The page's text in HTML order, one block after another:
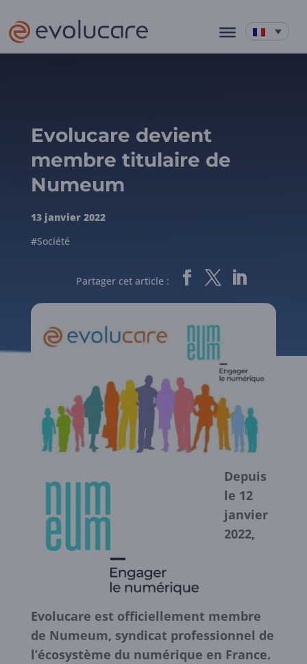
Evolucare devient
membre titulaire de
Numeum
13 janvier 2022
#Société
Partager cet article :
Depuis
le 12
janvier
2022,
Evolucare est officiellement membre
de Numeum, syndicat professionnel de
l’écosystème du numérique en France.